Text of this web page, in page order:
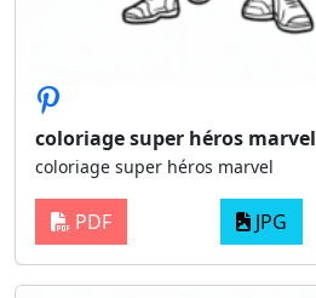
coloriage super héros marvel
coloriage super héros marvel
PDF JPG